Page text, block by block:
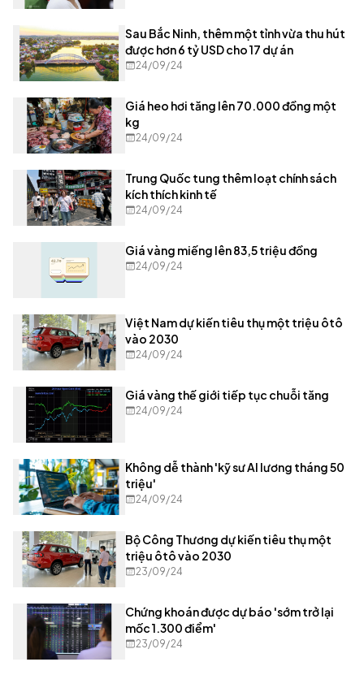
Sau Bắc Ninh, thêm một tỉnh vừa thu hút
được hơn 6 tỷ USD cho 17 dự án
24/09/24
Giá heo hơi tăng lên 70.000 đồng một
kg
24/09/24
Trung Quốc tung thêm loạt chính sách
kích thích kinh tế
24/09/24
Giá vàng miếng lên 83,5 triệu đồng
24/09/24
Việt Nam dự kiến tiêu thụ một triệu ôtô
vào 2030
24/09/24
Giá vàng thế giới tiếp tục chuỗi tăng
24/09/24
Không dễ thành 'kỹ sư AI lương tháng 50
triệu'
24/09/24
Bộ Công Thương dự kiến tiêu thụ một
triệu ôtô vào 2030
23/09/24
Chứng khoán được dự báo 'sớm trở lại
mốc 1.300 điểm'
23/09/24